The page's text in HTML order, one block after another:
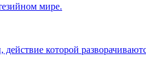
мире.
которой